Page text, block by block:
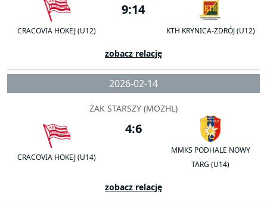
CRACOVIA HOKEJ (U12)
9:14
KTH KRYNICA-ZDRÓJ (U12)
zobacz relację
2026-02-14
ŻAK STARSZY (MOZHL)
CRACOVIA HOKEJ (U14)
4:6
MMKS PODHALE NOWY
TARG (U14)
zobacz relację